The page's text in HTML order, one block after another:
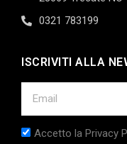
0321 783199
ISCRIVITI ALLA
Accetto la Privacy